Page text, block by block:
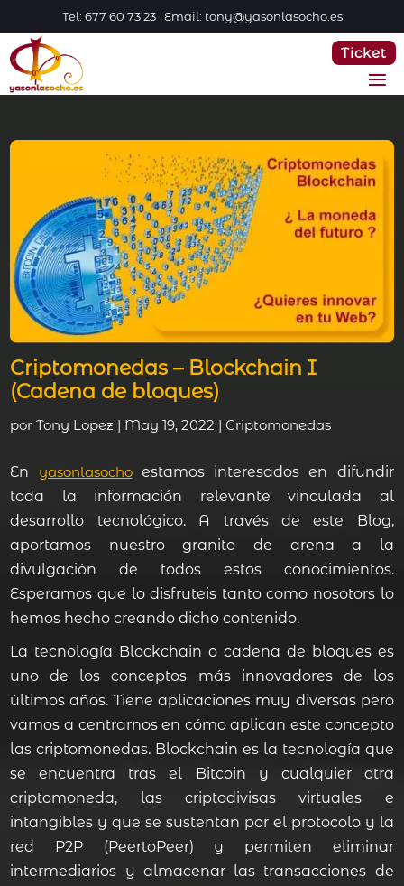
Tel: 677 60 73 23 Email: tony@yasonlasocho.es
Ticket
Criptomonedas – Blockchain I
(Cadena de bloques)
porTony Lopez | May 19, 2022 |Criptomonedas
En yasonlasochoestamos interesados en difundir
toda la información relevante vinculada al
desarrollo tecnológico. A través de este Blog,
aportamos nuestro granito de arena a la
divulgación de todos estos conocimientos.
Esperamos que lo disfruteis tanto como nosotors lo
hemos hecho creando dicho contenido.
La tecnología Blockchain o cadena de bloques es
uno de los conceptos más innovadores de los
últimos años. Tiene aplicaciones muy diversas pero
vamos a centrarnos en cómo aplican este concepto
las criptomonedas. Blockchain es la tecnología que
se encuentra tras el Bitcoin y cualquier otra
criptomoneda, las criptodivisas virtuales e
intangibles y que se sustentan por el protocolo y la
red P2P (PeertoPeer) y permiten eliminar
intermediarios y almacenar las transacciones de